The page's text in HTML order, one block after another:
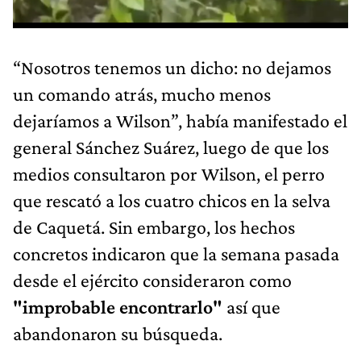
“Nosotros tenemos un dicho: no dejamos
un comando atrás, mucho menos
dejaríamos a Wilson”, había manifestado el
general Sánchez Suárez, luego de que los
medios consultaron por Wilson, el perro
que rescató a los cuatro chicos en la selva
de Caquetá. Sin embargo, los hechos
concretos indicaron que la semana pasada
desde el ejército consideraron como
"improbable encontrarlo" así que
abandonaron su búsqueda.